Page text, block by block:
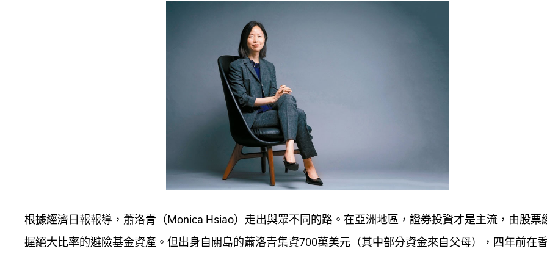
根據經濟日報報導，蕭洛青（Monica Hsiao）走出與眾不同的路。在亞洲地區，證券投資才是主流，由股票
握絕大比率的避險基金資產。但出身自關島的蕭洛青集資700萬美元（其中部分資金來自父母），四年前在